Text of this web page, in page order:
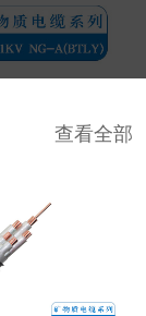
查看全部